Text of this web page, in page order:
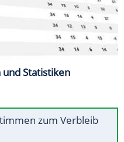
und Statistiken
zum Verbleib